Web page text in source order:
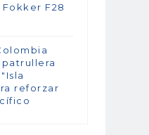
F28
reforzar